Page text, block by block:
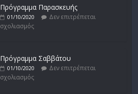
Πρόγραμμα Παρασκευής
01/10/2020
Δεν επιτρέπεται
σχολιασμός
Πρόγραμμα Σαββάτου
01/10/2020
Δεν επιτρέπεται
σχολιασμός